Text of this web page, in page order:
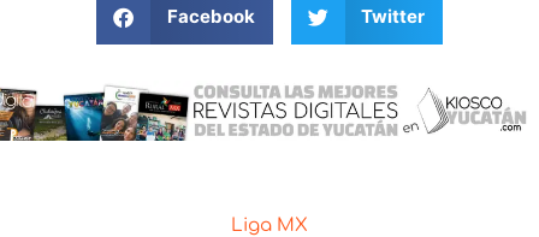
Facebook Twitter
Liga MX